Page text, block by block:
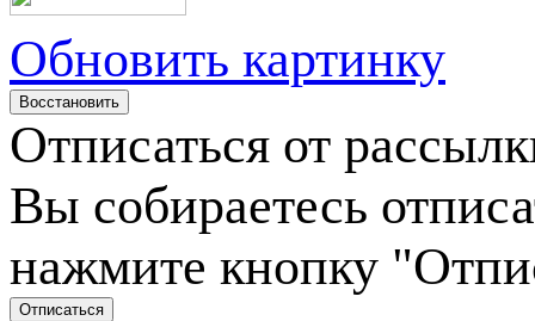
Обновить картинку
Отписаться от
Вы собираетесь
нажмите кнопку